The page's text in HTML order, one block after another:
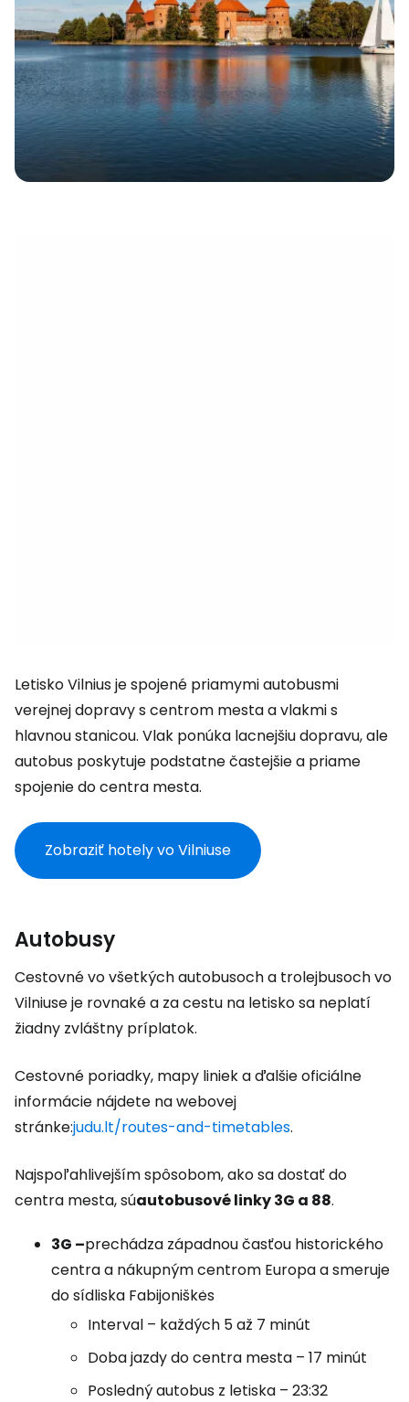
Letisko Vilnius je spojené priamymi autobusmi
verejnej dopravy s centrom mesta a vlakmi s
hlavnou stanicou. Vlak ponúka lacnejšiu dopravu, ale
autobus poskytuje podstatne častejšie a priame
spojenie do centra mesta.
Zobraziť hotely vo Vilniuse
Autobusy
Cestovné vo všetkých autobusoch a trolejbusoch vo
Vilniuse je rovnaké a za cestu na letisko sa neplatí
žiadny zvláštny príplatok.
Cestovné poriadky, mapy liniek a ďalšie oficiálne
informácie nájdete na webovej
stránke:judu.lt/routes-and-timetables.
Najspoľahlivejším spôsobom, ako sa dostať do
centra mesta, súautobusové linky 3G a 88.
3G –prechádza západnou časťou historického
centra a nákupným centrom Europa a smeruje
do sídliska Fabijoniškės
Interval – každých 5 až 7 minút
Doba jazdy do centra mesta – 17 minút
Posledný autobus z letiska – 23:32